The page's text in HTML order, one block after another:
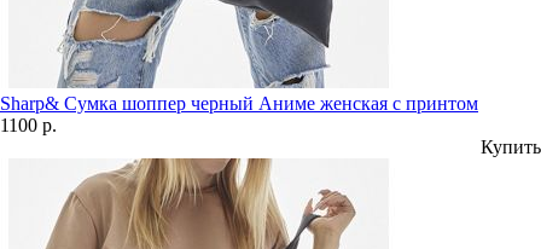
Sharp& Сумка шоппер черный Аниме женская с принтом
1100 р.
Купить